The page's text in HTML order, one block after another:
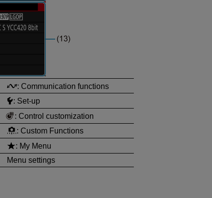
: Communication functions
: Set-up
: Control customization
: Custom Functions
: My Menu
Menu settings